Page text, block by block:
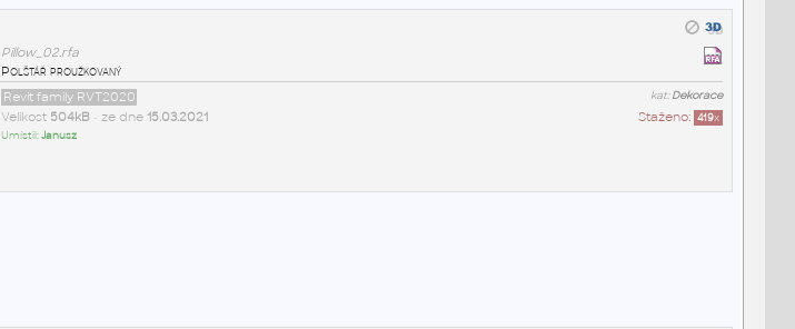
Pillow_02.rfa
Polštář proužkovaný
kat:Dekorace
Revit family RVT2020
Staženo: 419x
Velikost 504kB• ze dne 15.03.2021
Umístil:Janusz